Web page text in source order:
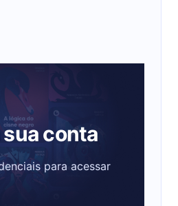
conta
para acessar